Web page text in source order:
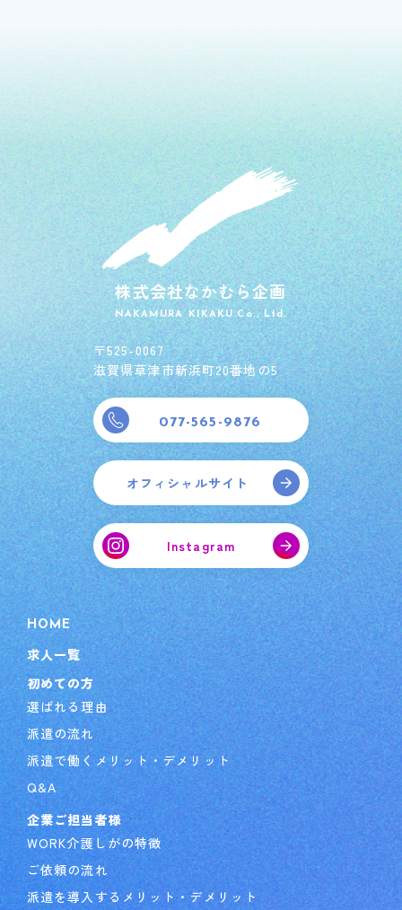
株式会社なかむら企画
NAKAMURA KIKAKU.Co., Ltd.
〒525-0067
滋賀県草津市新浜町20番地の5
077-565-9876
オフィシャルサイト
Instagram
HOME
求人一覧
初めての方
選ばれる理由
派遣の流れ
派遣で働くメリット・デメリット
Q&A
企業ご担当者様
WORK介護しがの特徴
ご依頼の流れ
派遣を導入するメリット・デメリット